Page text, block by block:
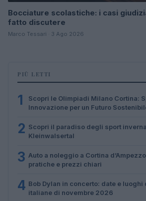
Bocciature scolastiche: i casi
fatto discutere
Marco Tessari · 3 Ago 2026
PIÙ LETTI
1
Scopri le Olimpiadi Milano Cortina:
Innovazione per un Futuro
2 Scopri il paradiso degli sport
Kleinwalsertal
3 Auto a noleggio a Cortina
pratiche e prezzi chiari
4 Bob Dylan in concerto: date e
italiane di novembre 2026